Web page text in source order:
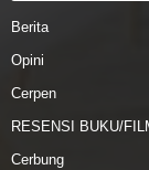
Berita
Opini
Cerpen
RESENSI BUKU/
Cerbung